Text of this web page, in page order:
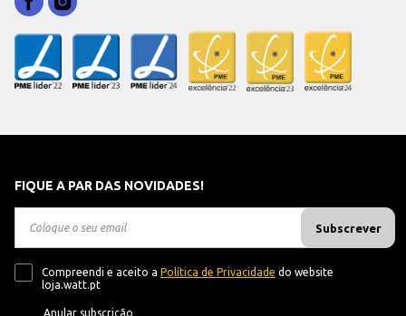
FIQUE A PAR DAS NOVIDADES!
Subscrever
Compreendi e aceito a Política de Privacidade do website
loja.watt.pt
Anular subscrição